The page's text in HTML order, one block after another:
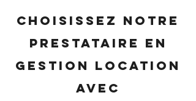
Choisissez notre
prestataire en
gestion location
avec